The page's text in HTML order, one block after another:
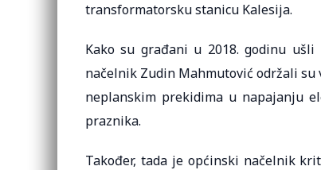
transformatorsku stanicu Kalesija.
Kako su građani u 2018. godinu
načelnik Zudin Mahmutović održali
neplanskim prekidima u napajanju
praznika.
Također, tada je općinski načelnik